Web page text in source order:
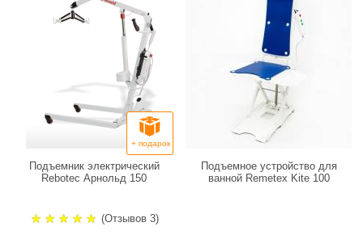
+ подарок
Подъемник электрический
Rebotec Арнольд 150
(Отзывов 3)
Подъемное устройство для
ванной Remetex Kite 100